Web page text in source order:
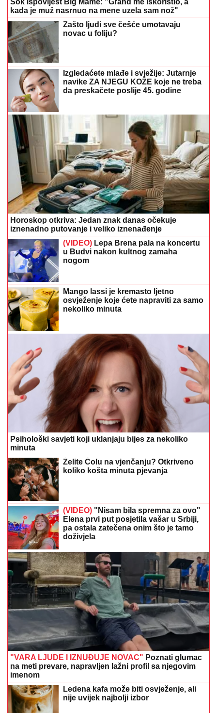
kada je muž nasrnuo na mene uzela sam nož"
Zašto ljudi sve češće umotavaju
novac u foliju?
Izgledaćete mlađe i svježije: Jutarnje
navike ZA NJEGU KOŽE koje ne treba
da preskačete poslije 45. godine
Horoskop otkriva: Jedan znak danas očekuje
iznenadno putovanje i veliko iznenađenje
(VIDEO) Lepa Brena pala na koncertu
u Budvi nakon kultnog zamaha
nogom
Mango lassi je kremasto ljetno
osvježenje koje ćete napraviti za samo
nekoliko minuta
Psihološki savjeti koji uklanjaju bijes za nekoliko
minuta
Želite Čolu na vjenčanju? Otkriveno
koliko košta minuta pjevanja
(VIDEO) "Nisam bila spremna za ovo"
Elena prvi put posjetila vašar u Srbiji,
pa ostala zatečena onim što je tamo
doživjela
"VARA LJUDE I IZNUĐUJE NOVAC" Poznati glumac
na meti prevare, napravljen lažni profil sa njegovim
imenom
Ledena kafa može biti osvježenje, ali
nije uvijek najbolji izbor